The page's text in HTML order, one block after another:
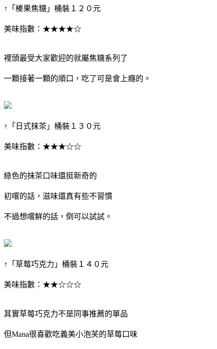
↑「榛果焦糖」桶裝１２０元
美味指數：★★★★☆
裡頭最受大家歡迎的就屬焦糖系列了
一顆接著一顆的順口，吃了可是會上癮的。
↑「日式抹茶」桶裝１３０元
美味指數：★★★☆☆
綠色的抹茶口味還挺新奇的
初嚐的話，滋味還真有些不習慣
不過想嚐鮮的話，倒可以試試。
↑「草莓巧克力」桶裝１４０元
美味指數：★★☆☆☆
其實草莓巧克力不是同事推薦的單品
但Mana很喜歡吃義美小泡芙的草莓口味